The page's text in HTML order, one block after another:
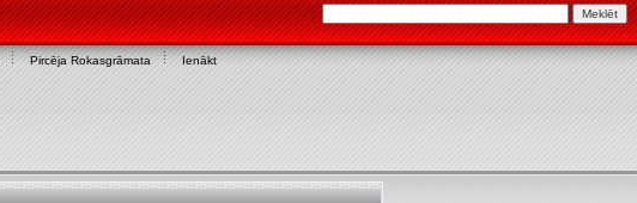
Pircēja Rokasgrāmata Ienākt